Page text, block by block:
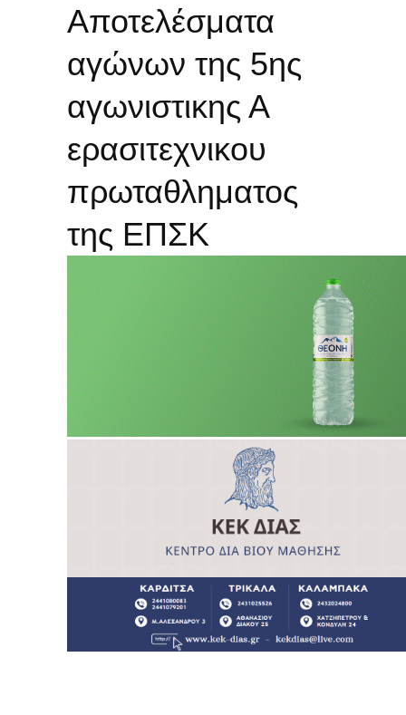
Αποτελέσματα
αγώνων της 5ης
αγωνιστικης Α
ερασιτεχνικου
πρωταθληματος
της ΕΠΣΚ